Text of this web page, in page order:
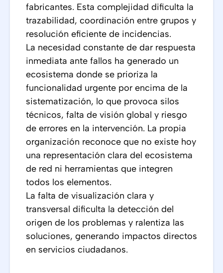
fabricantes. Esta complejidad dificulta la
trazabilidad, coordinación entre grupos y
resolución eficiente de incidencias.
La necesidad constante de dar respuesta
inmediata ante fallos ha generado un
ecosistema donde se prioriza la
funcionalidad urgente por encima de la
sistematización, lo que provoca silos
técnicos, falta de visión global y riesgo
de errores en la intervención. La propia
organización reconoce que no existe hoy
una representación clara del ecosistema
de red ni herramientas que integren
todos los elementos.
La falta de visualización clara y
transversal dificulta la detección del
origen de los problemas y ralentiza las
soluciones, generando impactos directos
en servicios ciudadanos.